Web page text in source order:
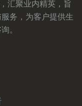
汇聚业内精英，旨
务，为客户提供生
。